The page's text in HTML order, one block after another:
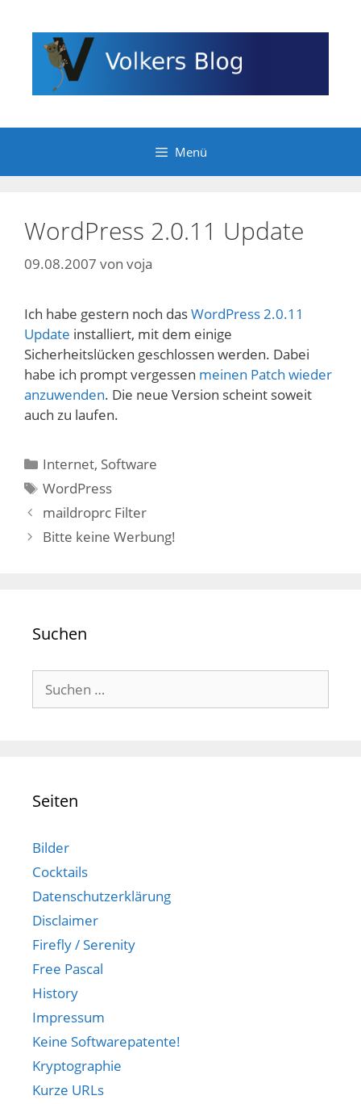
Inhalt
springen
Menü
WordPress 2.0.11 Update
09.08.2007 von voja
Ich habe gestern noch dasWordPress 2.0.11
Update installiert, mit dem einige
Sicherheitslücken geschlossen werden. Dabei
habe ich prompt vergessen meinen Patch wieder
anzuwenden. Die neue Version scheint soweit
auch zu laufen.
Kategorien
Internet, Software
Schlagwörter
WordPress
maildroprc Filter
Bitte keine Werbung!
Suchen
Suchen
nach:
Seiten
Bilder
Cocktails
Datenschutzerklärung
Disclaimer
Firefly / Serenity
Free Pascal
History
Impressum
Keine Softwarepatente!
Kryptographie
Kurze URLs